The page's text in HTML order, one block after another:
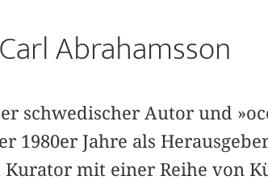
Carl Abrahamsson
schwedischer Autor und
1980er Jahre als
mit einer Reihe von